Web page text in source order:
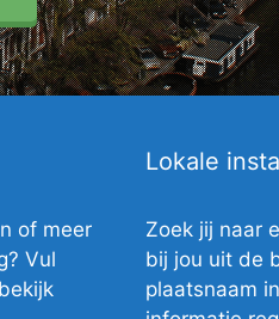
of meer
Vul
Lokale
Zoek jij naar
bij jou uit de
plaatsnaam